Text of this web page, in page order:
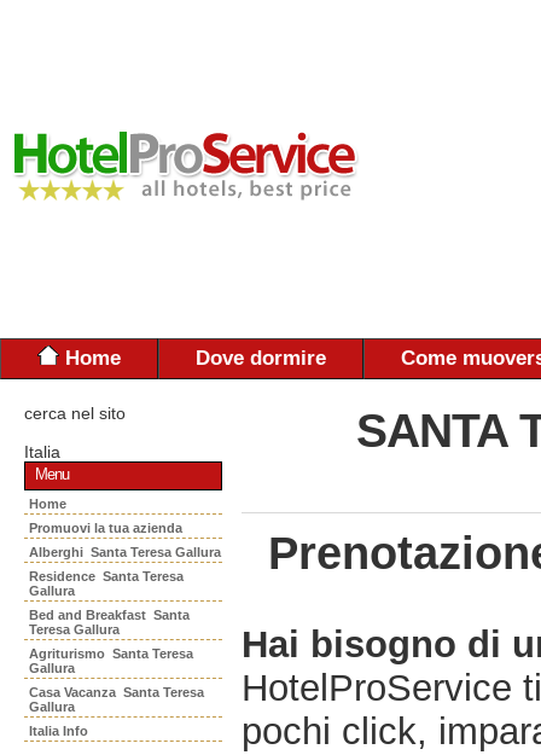
Home Dove dormire Come
cerca nel sito
Italia
Menu
Home
Promuovi la tua azienda
Alberghi Santa Teresa Gallura
Residence Santa Teresa
Gallura
Bed and Breakfast Santa
Teresa Gallura
Agriturismo Santa Teresa
Gallura
Casa Vacanza Santa Teresa
Gallura
Italia Info
SANTA
Hai bisogno di
HotelProService
pochi click,